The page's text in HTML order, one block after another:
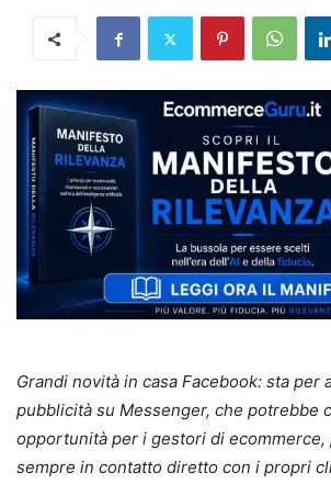
Grandi novità in casa Facebook: sta per
pubblicità su Messenger, che potrebbe
opportunità per i gestori di ecommerce,
sempre in contatto diretto con i propri